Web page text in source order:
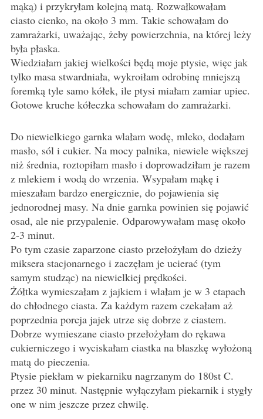
mąką) i przykryłam kolejną matą. Rozwałkowałam
ciasto cienko, na około 3 mm. Takie schowałam do
zamrażarki, uważając, żeby powierzchnia, na której leży
była płaska.
Wiedziałam jakiej wielkości będą moje ptysie, więc jak
tylko masa stwardniała, wykroiłam odrobinę mniejszą
foremką tyle samo kółek, ile ptysi miałam zamiar upiec.
Gotowe kruche kółeczka schowałam do zamrażarki.
Do niewielkiego garnka wlałam wodę, mleko, dodałam
masło, sól i cukier. Na mocy palnika, niewiele większej
niż średnia, roztopiłam masło i doprowadziłam je razem
z mlekiem i wodą do wrzenia. Wsypałam mąkę i
mieszałam bardzo energicznie, do pojawienia się
jednorodnej masy. Na dnie garnka powinien się pojawić
osad, ale nie przypalenie. Odparowywałam masę około
2-3 minut.
Po tym czasie zaparzone ciasto przełożyłam do dzieży
miksera stacjonarnego i zaczęłam je ucierać (tym
samym studząc) na niewielkiej prędkości.
Żółtka wymieszałam z jajkiem i wlałam je w 3 etapach
do chłodnego ciasta. Za każdym razem czekałam aż
poprzednia porcja jajek utrze się dobrze z ciastem.
Dobrze wymieszane ciasto przełożyłam do rękawa
cukierniczego i wyciskałam ciastka na blaszkę wyłożoną
matą do pieczenia.
Ptysie piekłam w piekarniku nagrzanym do 180st C.
przez 30 minut. Następnie wyłączyłam piekarnik i stygły
one w nim jeszcze przez chwilę.